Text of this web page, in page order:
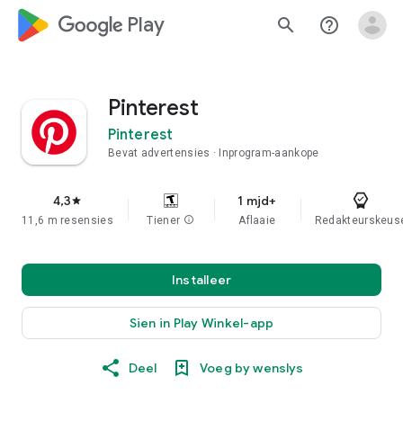
google_logo Play search help_outline
Pinterest
Pinterest
Bevat advertensies Inprogram-aankope
4,3star
11,6 m resensies Tiener info
1 mjd+
Aflaaie
Installeer
Sien in Play Winkel-app
Deel Voeg by wenslys